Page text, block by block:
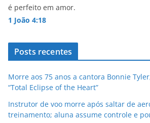
é perfeito em amor.
1 João 4:18
Posts recentes
Morre aos 75 anos a cantora Bonnie
“Total Eclipse of the Heart”
Instrutor de voo morre após saltar de
treinamento; aluna assume controle e